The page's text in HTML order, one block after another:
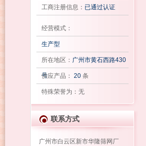
工商注册信息： 已通过认证
经营模式：
生产型
所在地区： 广州市黄石西路430
号
供应产品： 20条
特殊荣誉为：无
联系方式
广州市白云区新市华隆筛网厂